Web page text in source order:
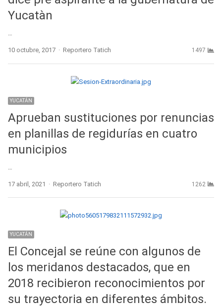
Yucatàn
10 octubre, 2017 Author
Reportero Tatich 1497
YUCATÁN
Aprueban sustituciones por renuncias
en planillas de regidurías en cuatro
municipios
17 abril, 2021 Author
Reportero Tatich 1262
YUCATÁN
El Concejal se reúne con algunos de
los meridanos destacados, que en
2018 recibieron reconocimientos por
su trayectoria en diferentes ámbitos.